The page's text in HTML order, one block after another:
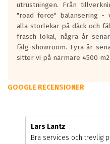
utrustningen. Från
"road force" balansering -
alla storlekar på däck och
fräsch lokal, några år
fälg-showroom. Fyra år
sitter vi på närmare 4500 m2
GOOGLE RECENSIONER
Lars Lantz
Bra services och trevlig